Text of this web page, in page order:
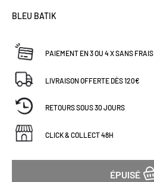
BLEU BATIK
PAIEMENT EN 3 OU 4 X SANS FRAIS
LIVRAISON OFFERTE DÈS 120€
RETOURS SOUS 30 JOURS
CLICK & COLLECT 48H
ÉPUISÉ